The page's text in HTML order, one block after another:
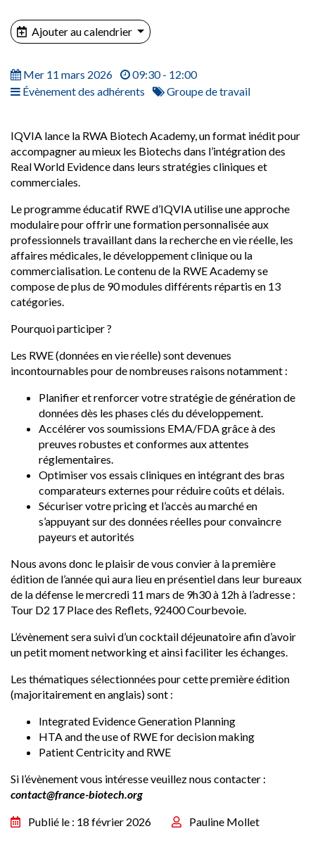
Ajouter au calendrier
Mer 11 mars 2026
09:30 - 12:00
Évènement des adhérents
Groupe de travail
IQVIA lance la RWA Biotech Academy, un format inédit pour
accompagner au mieux les Biotechs dans l’intégration des
Real World Evidence dans leurs stratégies cliniques et
commerciales.
Le programme éducatif RWE d’IQVIA utilise une approche
modulaire pour offrir une formation personnalisée aux
professionnels travaillant dans la recherche en vie réelle, les
affaires médicales, le développement clinique ou la
commercialisation. Le contenu de la RWE Academy se
compose de plus de 90 modules différents répartis en 13
catégories.
Pourquoi participer ?
Les RWE (données en vie réelle) sont devenues
incontournables pour de nombreuses raisons notamment :
Planifier et renforcer votre stratégie de génération de
données dès les phases clés du développement.
Accélérer vos soumissions EMA/FDA grâce à des
preuves robustes et conformes aux attentes
réglementaires.
Optimiser vos essais cliniques en intégrant des bras
comparateurs externes pour réduire coûts et délais.
Sécuriser votre pricing et l’accès au marché en
s’appuyant sur des données réelles pour convaincre
payeurs et autorités
Nous avons donc le plaisir de vous convier à la première
édition de l’année qui aura lieu en présentiel dans leur bureaux
de la défense le mercredi 11 mars de 9h30 à 12h à l’adresse :
Tour D2 17 Place des Reflets, 92400 Courbevoie.
L’évènement sera suivi d’un cocktail déjeunatoire afin d’avoir
un petit moment networking et ainsi faciliter les échanges.
Les thématiques sélectionnées pour cette première édition
(majoritairement en anglais) sont :
Integrated Evidence Generation Planning
HTA and the use of RWE for decision making
Patient Centricity and RWE
Si l’évènement vous intéresse veuillez nous contacter :
contact@france-biotech.org
Publié le : 18 février 2026 Pauline Mollet